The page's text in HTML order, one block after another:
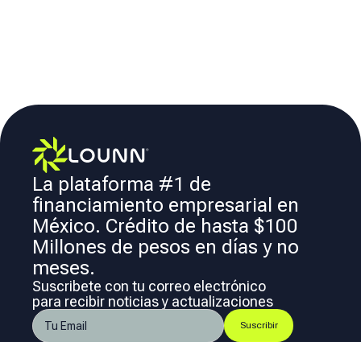
La plataforma #1 de
financiamiento empresarial en
México. Crédito de hasta $100
Millones de pesos en días y no
meses.
Suscribete con tu correo electrónico
para recibir noticias y actualizaciones